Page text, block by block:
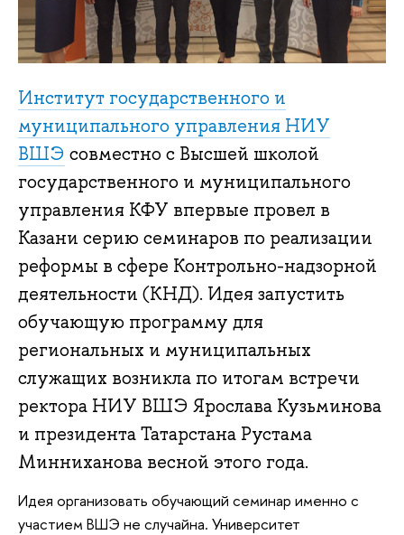
Институт государственного и
муниципального управления НИУ
ВШЭ совместно с Высшей школой
государственного и муниципального
управления КФУ впервые провел в
Казани серию семинаров по реализации
реформы в сфере Контрольно-надзорной
деятельности (КНД). Идея запустить
обучающую программу для
региональных и муниципальных
служащих возникла по итогам встречи
ректора НИУ ВШЭ Ярослава Кузьминова
и президента Татарстана Рустама
Минниханова весной этого года.
Идея организовать обучающий семинар именно с
участием ВШЭ не случайна. Университет